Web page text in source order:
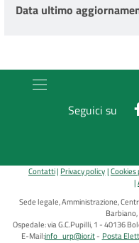
Data ultimo
Seguici su
Contatti Privacy policy Cookies
Sede legale, Amministrazione,
Ospedale: via G.C.Pupilli, 1 - 40136
E-Mail:info_urp@ior.it Posta